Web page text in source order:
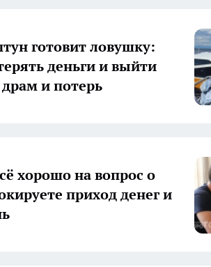
готовит ловушку:
деньги и выйти
и потерь
хорошо на вопрос о
приход денег и